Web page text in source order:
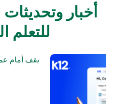
أخبار
للتعلم